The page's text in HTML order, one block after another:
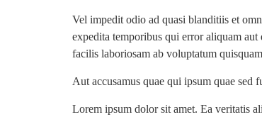
Vel impedit odio ad quasi blanditiis et
expedita temporibus qui error aliquam
facilis laboriosam ab voluptatum
Aut accusamus quae qui ipsum quae sed
Lorem ipsum dolor sit amet. Ea veritatis